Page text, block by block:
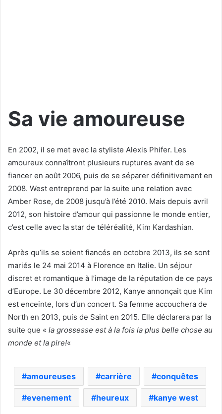
Sa vie amoureuse
En 2002, il se met avec la styliste Alexis Phifer. Les
amoureux connaîtront plusieurs ruptures avant de se
fiancer en août 2006, puis de se séparer définitivement en
2008. West entreprend par la suite une relation avec
Amber Rose, de 2008 jusqu’à l’été 2010. Mais depuis avril
2012, son histoire d’amour qui passionne le monde entier,
c’est celle avec la star de téléréalité, Kim Kardashian.
Après qu’ils se soient fiancés en octobre 2013, ils se sont
mariés le 24 mai 2014 à Florence en Italie. Un séjour
discret et romantique à l’image de la réputation de ce pays
d’Europe. Le 30 décembre 2012, Kanye annonçait que Kim
est enceinte, lors d’un concert. Sa femme accouchera de
North en 2013, puis de Saint en 2015. Elle déclarera par la
suite que « la grossesse est à la fois la plus belle chose au
monde et la pire!«
amoureuses carrière conquêtes
evenement heureux kanye west